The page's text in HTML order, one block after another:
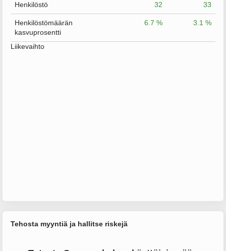
Henkilöstö 32 33
Henkilöstömäärän
kasvuprosentti
6.7 % 3.1 %
Liikevaihto
Tehosta myyntiä ja hallitse riskejä